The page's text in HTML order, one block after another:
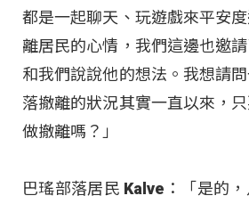
都是一起聊天、玩遊戲來平安
離居民的心情，我們這邊也邀
和我們說說他的想法。我想請
落撤離的狀況其實一直以來，
做撤離嗎？」
巴瑤部落居民 Kalve：「是的